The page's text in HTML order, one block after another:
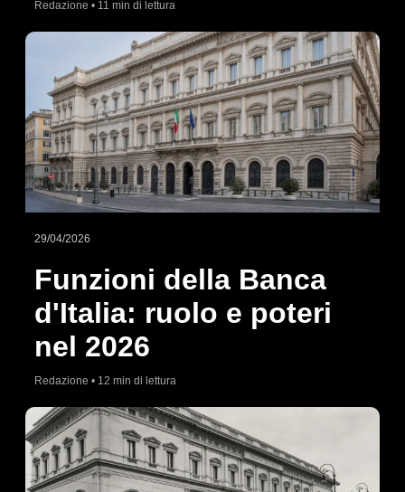
Redazione • 11 min di lettura
29/04/2026
Funzioni della Banca
d'Italia: ruolo e poteri
nel 2026
Redazione • 12 min di lettura